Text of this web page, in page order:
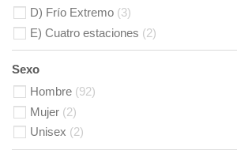
D) Frío Extremo 3
E) Cuatro estaciones
2
Sexo
Hombre 92
Mujer 2
Unisex
2